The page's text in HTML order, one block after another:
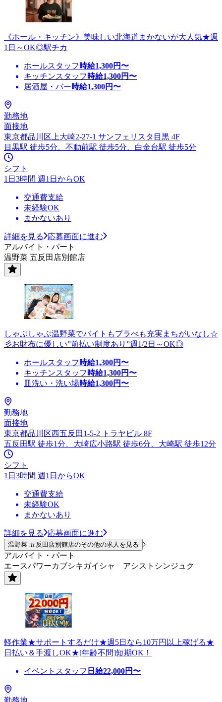
《ホール・キッチン》美味しい北海道まかないが大人気★週
1日～OK◎駅チカ
ホールスタッフ 時給1,300円〜
キッチンスタッフ 時給1,300円〜
居酒屋・バー時給1,300円〜
勤務地
面接地
東京都品川区上大崎2-27-1 サンフェリスタ目黒 4F
目黒駅 徒歩5分、不動前駅 徒歩5分、白金台駅 徒歩5分
シフト
1日3時間 週1日からOK
交通費支給
未経験OK
まかないあり
詳細を見る
応募画面に進む
アルバイト・パート
温野菜 五反田店別館店
しゃぶしゃぶ温野菜でバイトもプラべも充実まちがいなし☆
彡お財布に優しい”前払い制度あり”週1/2日～OK◎
ホールスタッフ 時給1,300円〜
キッチンスタッフ 時給1,300円〜
皿洗い・洗い場時給1,300円〜
勤務地
面接地
東京都品川区西五反田1-5-2 トラヤビル 8F
五反田駅 徒歩1分、大崎広小路駅 徒歩6分、大崎駅 徒歩12分
シフト
1日3時間 週1日からOK
交通費支給
未経験OK
まかないあり
詳細を見る 応募画面に進む
温野菜 五反田店別館店のその他の求人を見る
アルバイト・パート
エースパワーカブシキガイシャ アシストシンジュク
軽作業★サポートするだけ★週5日なら10万円以上稼げる★
日払い＆手渡しOK★[年齢不問]短期OK！
イベントスタッフ 日給22,000円〜
勤務地